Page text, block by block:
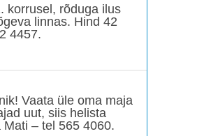
korrusel, rõduga ilus
linnas. Hind 42
4457.
Vaata üle oma maja
uut, siis helista
Mati – tel 565 4060.